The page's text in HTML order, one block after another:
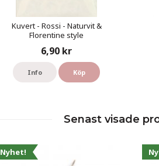
Kuvert - Rossi - Naturvit &
Florentine style
6,90 kr
Info Köp
Senast visade
Nyhet!